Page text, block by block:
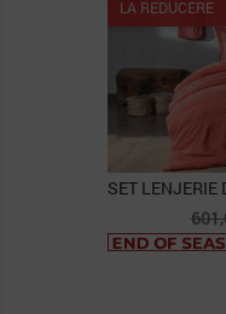
LA REDUCERE
Pret
de